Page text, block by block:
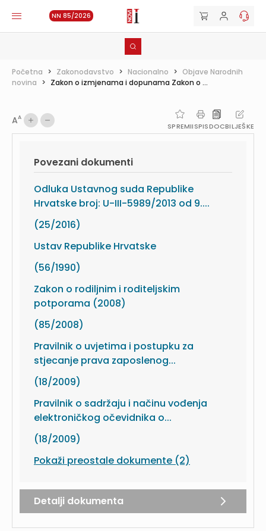
NN 85/2026
Početna > Zakonodavstvo > Nacionalno > Objave Narodnih
novina > Zakon o izmjenama i dopunama Zakon o ...
AA
SPREMIISPISDOCBILJEŠKE
Povezani dokumenti
Odluka Ustavnog suda Republike
Hrvatske broj: U-III-5989/2013 od 9....
(25/2016)
Ustav Republike Hrvatske
(56/1990)
Zakon o rodiljnim i roditeljskim
potporama (2008)
(85/2008)
Pravilnik o uvjetima i postupku za
stjecanje prava zaposlenog...
(18/2009)
Pravilnik o sadržaju i načinu vođenja
elektroničkog očevidnika o...
(18/2009)
Pokaži preostale dokumente (2)
Detalji dokumenta